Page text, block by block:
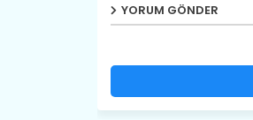
YORUM GÖNDER